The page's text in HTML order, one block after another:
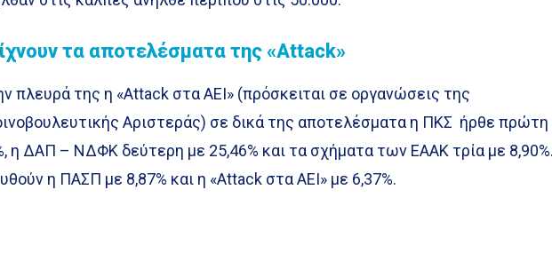
τα αποτελέσματα της «Attack»
πλευρά της η «Attack στα ΑΕΙ» (πρόσκειται σε οργανώσεις της
Αριστεράς) σε δικά της αποτελέσματα η ΠΚΣ ήρθε πρώτη
η ΔΑΠ – ΝΔΦΚ δεύτερη με 25,46% και τα σχήματα των ΕΑΑΚ τρία με 8,90%.
η ΠΑΣΠ με 8,87% και η «Attack στα ΑΕΙ» με 6,37%.